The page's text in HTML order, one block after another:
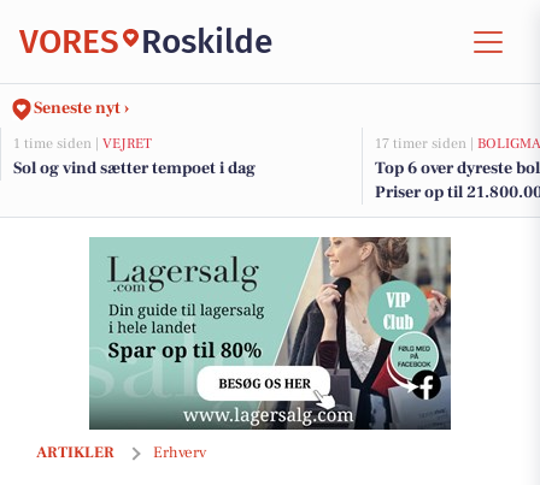
VORES Roskilde
Seneste nyt ›
1 time siden | VEJRET
Sol og vind sætter tempoet i dag
17 timer siden |
Top 6 over dyreste
Priser op til
ARTIKLER Erhverv
Gratis kæmpetrailere kommer til Roskilde